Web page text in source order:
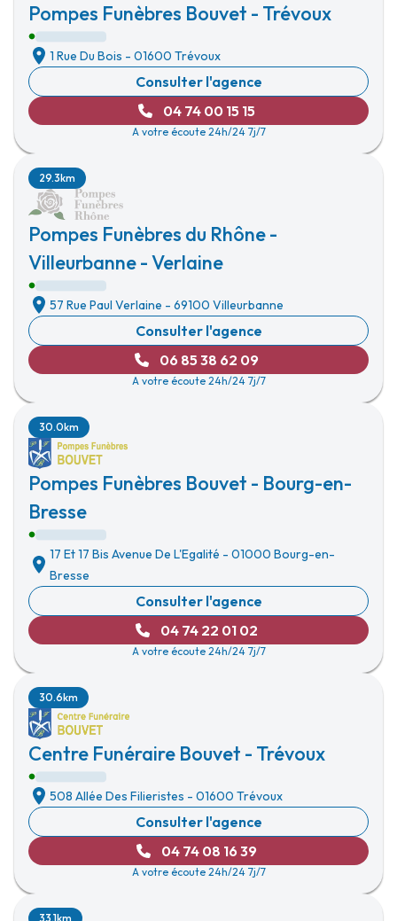
Pompes Funèbres Bouvet - Trévoux
1 Rue Du Bois - 01600 Trévoux
Consulter l'agence
04 74 00 15 15
A votre écoute 24h/24 7j/7
Pompes Funèbres du Rhône -
Villeurbanne - Verlaine
29.3km
57 Rue Paul Verlaine - 69100 Villeurbanne
Consulter l'agence
06 85 38 62 09
A votre écoute 24h/24 7j/7
Pompes Funèbres Bouvet - Bourg-en-
Bresse
30.0km
17 Et 17 Bis Avenue De L'Egalité - 01000 Bourg-en-
Bresse
Consulter l'agence
04 74 22 01 02
A votre écoute 24h/24 7j/7
Centre Funéraire Bouvet - Trévoux
30.6km
508 Allée Des Filieristes - 01600 Trévoux
Consulter l'agence
04 74 08 16 39
A votre écoute 24h/24 7j/7
33.1km